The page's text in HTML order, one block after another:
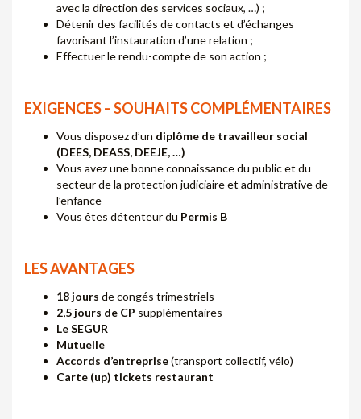
avec la direction des services sociaux, …) ;
Détenir des facilités de contacts et d’échanges
favorisant l’instauration d’une relation ;
Effectuer le rendu-compte de son action ;
EXIGENCES – SOUHAITS COMPLÉMENTAIRES
Vous disposez d’un diplôme de travailleur social
(DEES, DEASS, DEEJE, …)
Vous avez une bonne connaissance du public et du
secteur de la protection judiciaire et administrative de
l’enfance
Vous êtes détenteur du Permis B
LES AVANTAGES
18 jours de congés trimestriels
2,5 jours de CP supplémentaires
Le SEGUR
Mutuelle
Accords d’entreprise(transport collectif, vélo)
Carte (up) tickets restaurant